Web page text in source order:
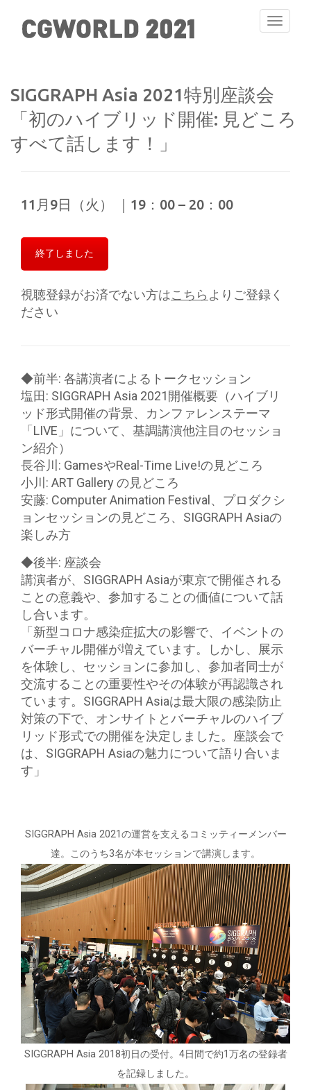
Toggle
SIGGRAPH Asia 2021特別座談会
「初のハイブリッド開催: 見どころ
すべて話します！」
11月9日（火） ｜19：00 – 20：00
終了しました
視聴登録がお済でない方はこちら よりご登録く
ださい
◆前半: 各講演者によるトークセッション
塩田: SIGGRAPH Asia 2021開催概要（ハイブリ
ッド形式開催の背景、カンファレンステーマ
「LIVE」について、基調講演他注目のセッショ
ン紹介）
長谷川: GamesやReal-Time Live!の見どころ
小川: ART Gallery の見どころ
安藤: Computer Animation Festival、プロダクシ
ョンセッションの見どころ、SIGGRAPH Asiaの
楽しみ方
◆後半: 座談会
講演者が、SIGGRAPH Asiaが東京で開催される
ことの意義や、参加することの価値について話
し合います。
「新型コロナ感染症拡大の影響で、イベントの
バーチャル開催が増えています。しかし、展示
を体験し、セッションに参加し、参加者同士が
交流することの重要性やその体験が再認識され
ています。SIGGRAPH Asiaは最大限の感染防止
対策の下で、オンサイトとバーチャルのハイブ
リッド形式での開催を決定しました。座談会で
は、SIGGRAPH Asiaの魅力について語り合いま
す」
SIGGRAPH Asia 2021の運営を支えるコミッティーメンバー
達。このうち3名が本セッションで講演します。
SIGGRAPH Asia 2018初日の受付。4日間で約1万名の登録者
を記録しました。